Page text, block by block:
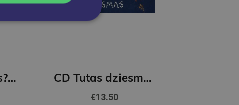
CD Kas pazudis? Kas uzradies? CD Tutas dziesmas
€13.50